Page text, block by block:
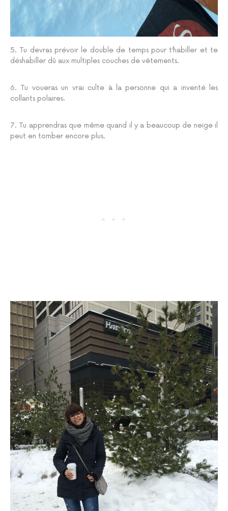
5. Tu devras prévoir le double de temps pour t’habiller et te
déshabiller dû aux multiples couches de vêtements.
6. Tu voueras un vrai culte à la personne qui a inventé les
collants polaires.
7. Tu apprendras que même quand il y a beaucoup de neige il
peut en tomber encore plus.